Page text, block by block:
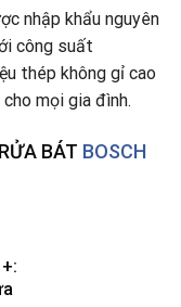
nhập khẩu nguyên
công suất
thép không gỉ cao
mọi gia đình.
BÁT BOSCH